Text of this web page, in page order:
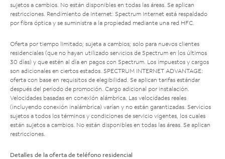
sujetos a cambios. No están disponibles en todas las áreas. Se aplican
restricciones. Rendimiento de Internet: Spectrum Internet está respaldado
por fibra óptica y se suministra a la propiedad mediante una red HFC.
Oferta por tiempo limitado; sujeta a cambios; solo para nuevos clientes
residenciales (que no hayan utilizado servicios de Spectrum en los últimos
30 días) y que estén al día en pagos con Spectrum. Los impuestos y cargos
son adicionales en ciertos estados. SPECTRUM INTERNET ADVANTAGE:
oferta con base en requisitos de elegibilidad. Se aplican tarifas estándar
después del período de promoción. Cargo adicional por instalación.
Velocidades basadas en conexión alámbrica. Las velocidades reales
(incluyendo conexión inalámbrica) varían y no están garantizadas. Servicios
sujetos a todos los términos y condiciones de servicio vigentes, los cuales
están sujetos a cambios. No están disponibles en todas las áreas. Se aplican
restricciones.
Detalles de la oferta de teléfono residencial